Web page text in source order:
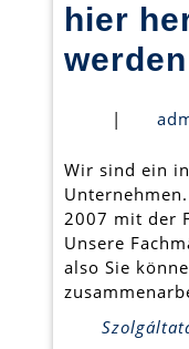
hier
werden
|
Wir sind ein
2007 mit der
Unsere
also Sie